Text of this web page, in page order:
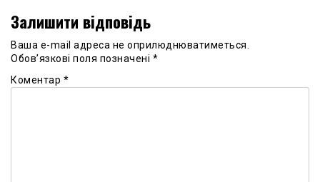
Залишити відповідь
Ваша e-mail адреса не оприлюднюватиметься.
Обов’язкові поля позначені *
Коментар *